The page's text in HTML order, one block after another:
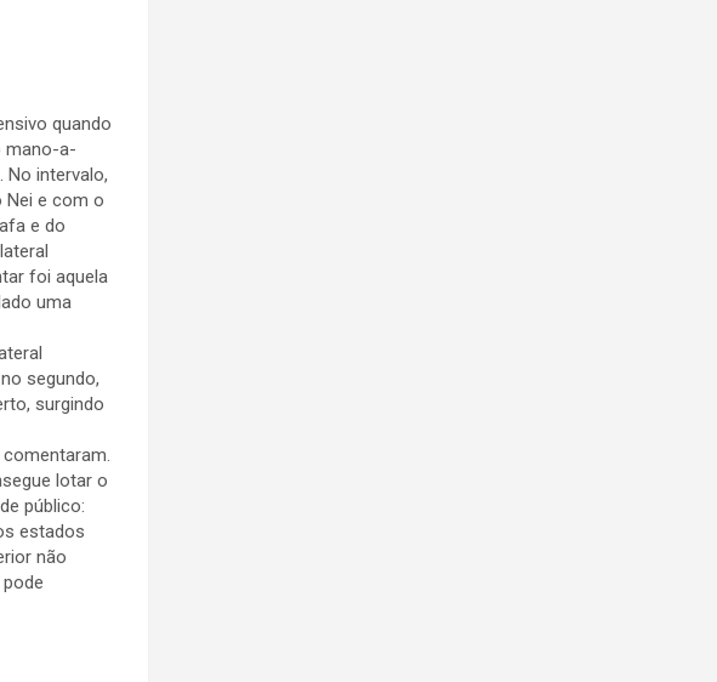
quando
mano-a-
intervalo,
Nei e com o
e do
foi aquela
uma
segundo,
surgindo
lotar o
público:
estados
não